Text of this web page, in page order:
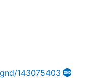
143075403